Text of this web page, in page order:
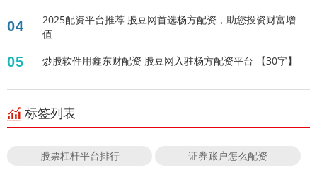
04
2025配资平台推荐 股豆网首选杨方配资，助您投资财富增
值
05 炒股软件用鑫东财配资 股豆网入驻杨方配资平台 【30字】
标签列表
股票杠杆平台排行 证券账户怎么配资